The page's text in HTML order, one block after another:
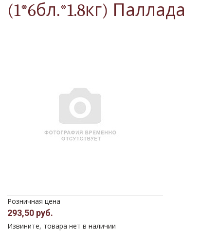
(1*6бл.*1.8кг) Паллада
Розничная цена
293,50 руб.
Извините, товара нет в наличии